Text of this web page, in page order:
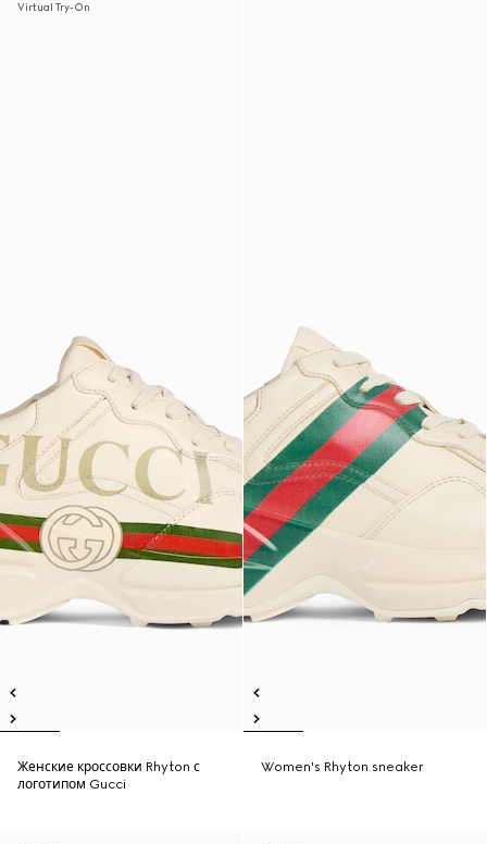
Virtual Try-On
Женские кроссовки Rhyton с
логотипом Gucci
Women's Rhyton sneaker